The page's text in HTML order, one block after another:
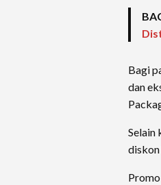
Bagi
dan
Selain